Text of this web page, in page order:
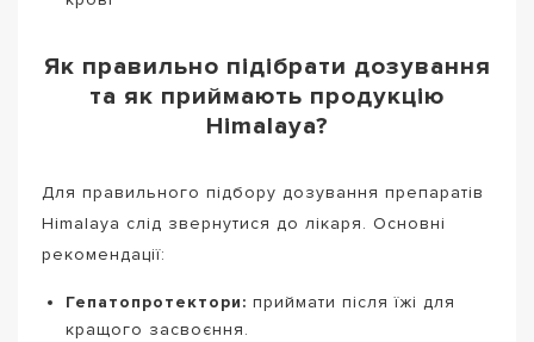
Як правильно підібрати дозування
та як приймають продукцію
Himalaya?
Для правильного підбору дозування препаратів
Himalaya слід звернутися до лікаря. Основні
рекомендації:
Гепатопротектори: приймати після їжі для
кращого засвоєння.